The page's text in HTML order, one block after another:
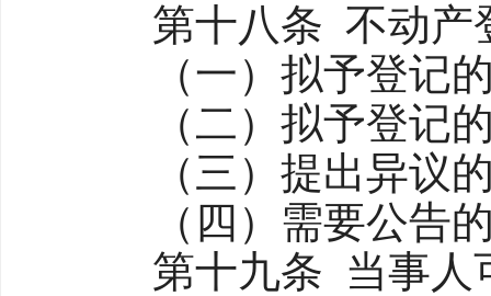
第十八条 不动产
（一）拟予登记的
（二）拟予登记的
（三）提出异议的
（四）需要公告的
第十九条 当事人可